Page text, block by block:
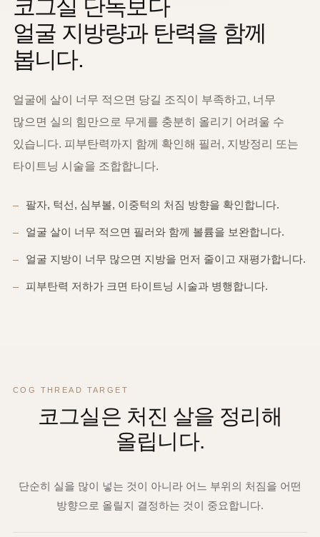
코그실 단독보다
얼굴 지방량과 탄력을 함께
봅니다.
얼굴에 살이 너무 적으면 당길 조직이 부족하고, 너무
많으면 실의 힘만으로 무게를 충분히 올리기 어려울 수
있습니다. 피부탄력까지 함께 확인해 필러, 지방정리 또는
타이트닝 시술을 조합합니다.
팔자, 턱선, 심부볼, 이중턱의 처짐 방향을 확인합니다.
얼굴 살이 너무 적으면 필러와 함께 볼륨을 보완합니다.
얼굴 지방이 너무 많으면 지방을 먼저 줄이고 재평가합니다.
피부탄력 저하가 크면 타이트닝 시술과 병행합니다.
COG THREAD TARGET
코그실은 처진 살을 정리해
올립니다.
단순히 실을 많이 넣는 것이 아니라 어느 부위의 처짐을 어떤
방향으로 올릴지 결정하는 것이 중요합니다.